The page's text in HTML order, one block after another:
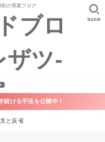
割の専業ブログ
ブロ
ザツ-
SEARCH
ける手法を公開中！
と反省